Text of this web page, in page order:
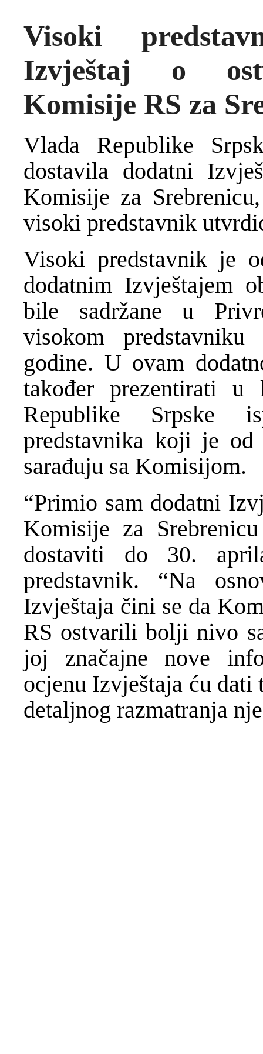
Visoki
Izvještaj o
Komisije RS za
Vlada Republike
dostavila dodatni
Komisije za
visoki predstavnik
Visoki predstavnik je
dodatnim Izvještajem
bile sadržane u
visokom
godine. U ovam
također prezentirati
Republike Srpske
predstavnika koji je
sarađuju sa Komisijom.
“Primio sam dodatni
Komisije za
dostaviti do 30.
predstavnik. “Na
Izvještaja čini se da
RS ostvarili bolji nivo
joj značajne nove
ocjenu Izvještaja ću dati
detaljnog razmatranja